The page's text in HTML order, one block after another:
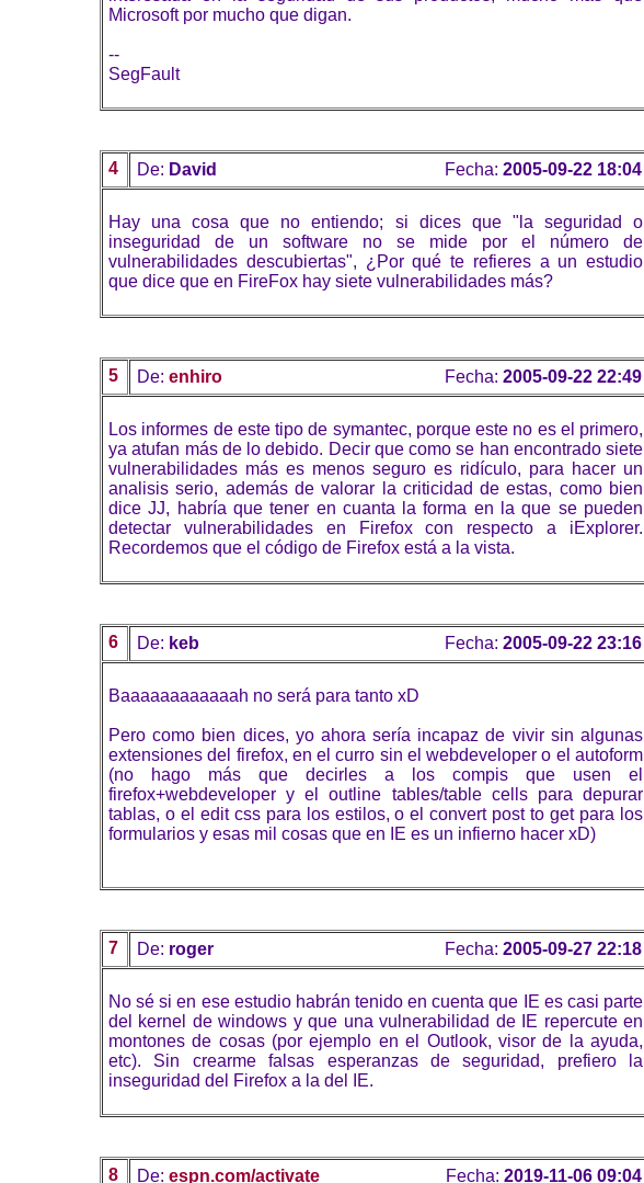
Microsoft por mucho que digan.
--
SegFault
4 De: David Fecha: 2005-09-22 18:04
Hay una cosa que no entiendo; si dices que "la seguridad o
inseguridad de un software no se mide por el número de
vulnerabilidades descubiertas", ¿Por qué te refieres a un estudio
que dice que en FireFox hay siete vulnerabilidades más?
5 De: enhiro Fecha: 2005-09-22 22:49
Los informes de este tipo de symantec, porque este no es el primero,
ya atufan más de lo debido. Decir que como se han encontrado siete
vulnerabilidades más es menos seguro es ridículo, para hacer un
analisis serio, además de valorar la criticidad de estas, como bien
dice JJ, habría que tener en cuanta la forma en la que se pueden
detectar vulnerabilidades en Firefox con respecto a iExplorer.
Recordemos que el código de Firefox está a la vista.
6 De: keb Fecha: 2005-09-22 23:16
Baaaaaaaaaaaah no será para tanto xD
Pero como bien dices, yo ahora sería incapaz de vivir sin algunas
extensiones del firefox, en el curro sin el webdeveloper o el autoform
(no hago más que decirles a los compis que usen el
firefox+webdeveloper y el outline tables/table cells para depurar
tablas, o el edit css para los estilos, o el convert post to get para los
formularios y esas mil cosas que en IE es un infierno hacer xD)
7 De: roger Fecha: 2005-09-27 22:18
No sé si en ese estudio habrán tenido en cuenta que IE es casi parte
del kernel de windows y que una vulnerabilidad de IE repercute en
montones de cosas (por ejemplo en el Outlook, visor de la ayuda,
etc). Sin crearme falsas esperanzas de seguridad, prefiero la
inseguridad del Firefox a la del IE.
8 De: espn.com/activate Fecha: 2019-11-06 09:04